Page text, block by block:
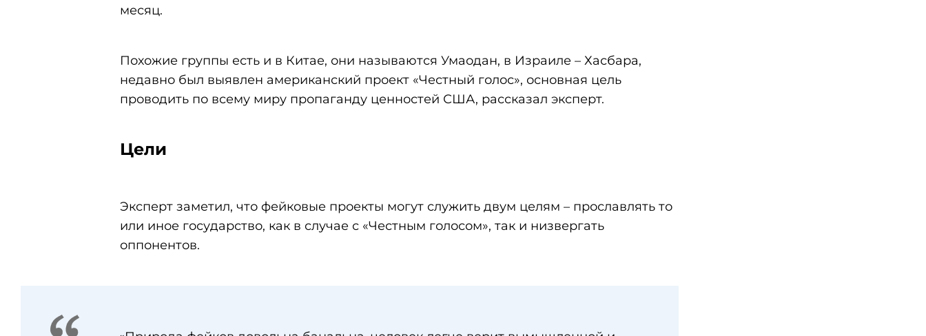
месяц.
Похожие группы есть и в Китае, они называются Умаодан, в Израиле – Хасбара,
недавно был выявлен американский проект «Честный голос», основная цель
проводить по всему миру пропаганду ценностей США, рассказал эксперт.
Цели
Эксперт заметил, что фейковые проекты могут служить двум целям – прославлять то
или иное государство, как в случае с «Честным голосом», так и низвергать
оппонентов.